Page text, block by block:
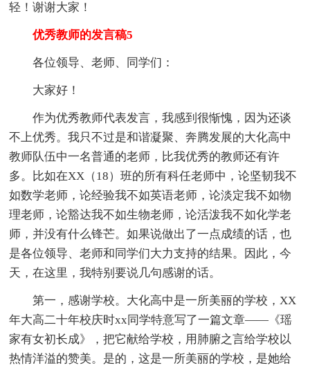
轻！谢谢大家！
优秀教师的发言稿5
各位领导、老师、同学们：
大家好！
作为优秀教师代表发言，我感到很惭愧，因为还谈
不上优秀。我只不过是和谐凝聚、奔腾发展的大化高中
教师队伍中一名普通的老师，比我优秀的教师还有许
多。比如在XX（18）班的所有科任老师中，论坚韧我不
如数学老师，论经验我不如英语老师，论淡定我不如物
理老师，论豁达我不如生物老师，论活泼我不如化学老
师，并没有什么锋芒。如果说做出了一点成绩的话，也
是各位领导、老师和同学们大力支持的结果。因此，今
天，在这里，我特别要说几句感谢的话。
第一，感谢学校。大化高中是一所美丽的学校，XX
年大高二十年校庆时xx同学特意写了一篇文章——《瑶
家有女初长成》，把它献给学校，用肺腑之言给学校以
热情洋溢的赞美。是的，这是一所美丽的学校，是她给